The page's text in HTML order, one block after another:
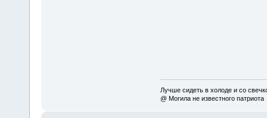
Лучше сидеть в холоде и со
@ Могила не известного патриота